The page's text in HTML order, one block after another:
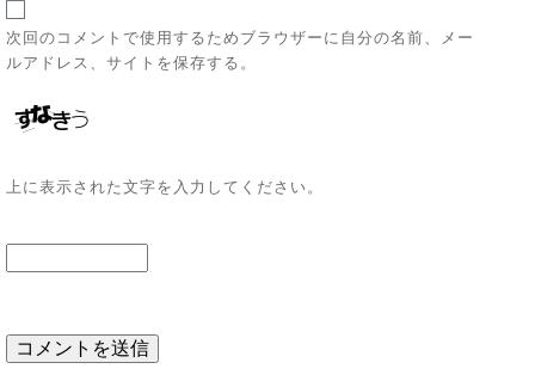
次回のコメントで使用するためブラウザーに自分の名前、メー
ルアドレス、サイトを保存する。
上に表示された文字を入力してください。